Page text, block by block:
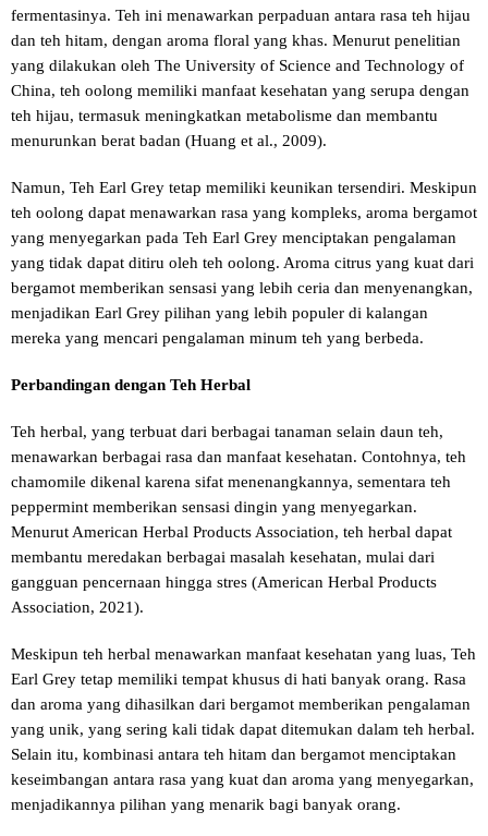
fermentasinya. Teh ini menawarkan perpaduan antara rasa teh hijau
dan teh hitam, dengan aroma floral yang khas. Menurut penelitian
yang dilakukan oleh The University of Science and Technology of
China, teh oolong memiliki manfaat kesehatan yang serupa dengan
teh hijau, termasuk meningkatkan metabolisme dan membantu
menurunkan berat badan (Huang et al., 2009).
Namun, Teh Earl Grey tetap memiliki keunikan tersendiri. Meskipun
teh oolong dapat menawarkan rasa yang kompleks, aroma bergamot
yang menyegarkan pada Teh Earl Grey menciptakan pengalaman
yang tidak dapat ditiru oleh teh oolong. Aroma citrus yang kuat dari
bergamot memberikan sensasi yang lebih ceria dan menyenangkan,
menjadikan Earl Grey pilihan yang lebih populer di kalangan
mereka yang mencari pengalaman minum teh yang berbeda.
Perbandingan dengan Teh Herbal
Teh herbal, yang terbuat dari berbagai tanaman selain daun teh,
menawarkan berbagai rasa dan manfaat kesehatan. Contohnya, teh
chamomile dikenal karena sifat menenangkannya, sementara teh
peppermint memberikan sensasi dingin yang menyegarkan.
Menurut American Herbal Products Association, teh herbal dapat
membantu meredakan berbagai masalah kesehatan, mulai dari
gangguan pencernaan hingga stres (American Herbal Products
Association, 2021).
Meskipun teh herbal menawarkan manfaat kesehatan yang luas, Teh
Earl Grey tetap memiliki tempat khusus di hati banyak orang. Rasa
dan aroma yang dihasilkan dari bergamot memberikan pengalaman
yang unik, yang sering kali tidak dapat ditemukan dalam teh herbal.
Selain itu, kombinasi antara teh hitam dan bergamot menciptakan
keseimbangan antara rasa yang kuat dan aroma yang menyegarkan,
menjadikannya pilihan yang menarik bagi banyak orang.